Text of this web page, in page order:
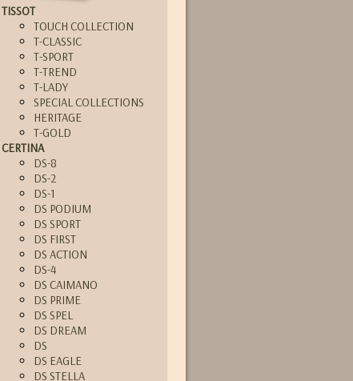
TISSOT
TOUCH COLLECTION
T-CLASSIC
T-SPORT
T-TREND
T-LADY
SPECIAL COLLECTIONS
HERITAGE
T-GOLD
CERTINA
DS-8
DS-2
DS-1
DS PODIUM
DS SPORT
DS FIRST
DS ACTION
DS-4
DS CAIMANO
DS PRIME
DS SPEL
DS DREAM
DS
DS EAGLE
DS STELLA